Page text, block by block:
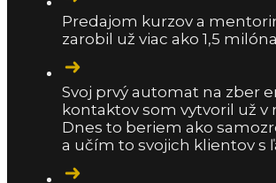
Predajom kurzov a
zarobil už viac ako 1,5
Svoj prvý automat na zber
kontaktov som vytvoril už v
Dnes to beriem ako
a učím to svojich klientov s